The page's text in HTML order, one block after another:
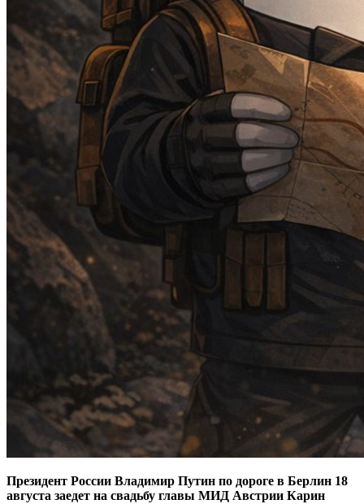
Президент России Владимир Путин по дороге в Берлин 18
августа заедет на свадьбу главы МИД Австрии Карин